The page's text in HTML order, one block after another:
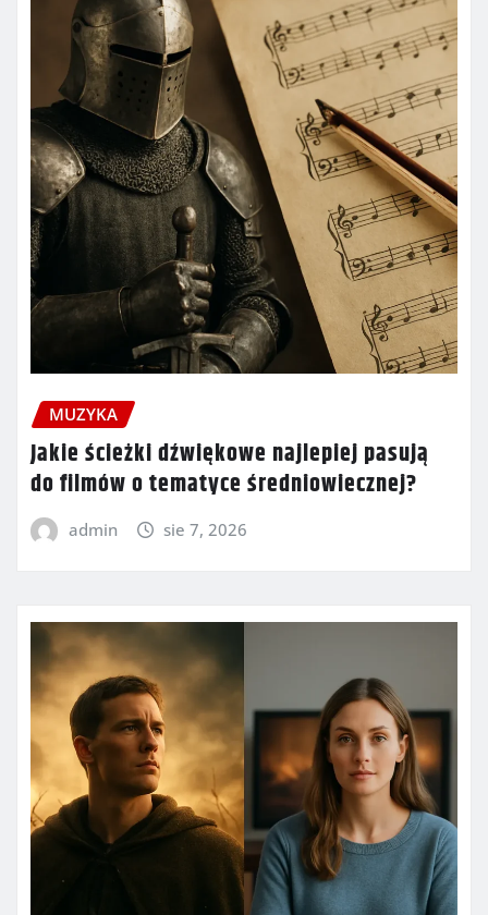
MUZYKA
Jakie ścieżki dźwiękowe najlepiej pasują
do filmów o tematyce średniowiecznej?
admin sie 7, 2026